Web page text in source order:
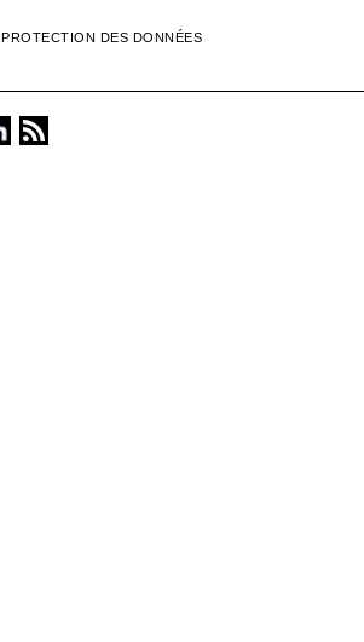
PROTECTION DES DONNÉES